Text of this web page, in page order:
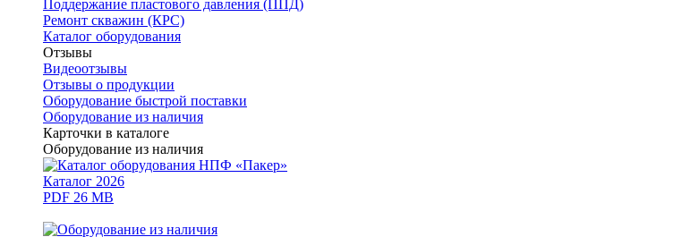
Поддержание пластового давления (ППД)
Ремонт скважин (КРС)
Каталог оборудования
Отзывы
Видеоотзывы
Отзывы о продукции
Оборудование быстрой поставки
Оборудование из наличия
Карточки в каталоге
Оборудование из наличия
Каталог 2026
PDF 26 MB